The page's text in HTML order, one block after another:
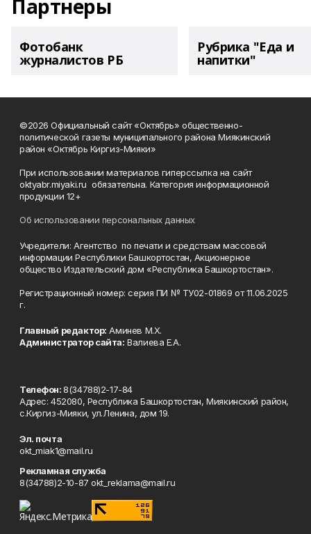
Партнеры
Фотобанк
журналистов РБ
Рубрика "Еда и
напитки"
©2026 Официальный сайт «Октябрь» общественно-
политической газеты муниципального района Миякинский
район «Октябрь Киргиз-Мияки»
При использовании материалов гиперссылка на сайт
oktyabr.miyaki.ru обязательна. Категория информационной
продукции 12+
Об использовании персональных данных
Учредители: Агентство по печати и средствам массовой
информации Республики Башкортостан, Акционерное
общество Издательский дом «Республика Башкортостан».
Регистрационный номер: серия ПИ № ТУ02-01869 от 11.06.2025
г.
Главный редактор: Аминев М.Х.
Администратор сайта: Валиева Е.А.
Телефон:8(34788)2-17-84
Адрес: 452080, Республика Башкортостан, Миякинский район,
с.Киргиз-Мияки, ул.Ленина, дом 19.
Эл. почта
okt_miak1@mail.ru
Рекламная служба
8(34788)2-10-87 okt_reklama@mail.ru